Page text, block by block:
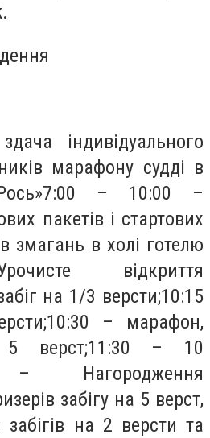
індивідуального
марафону судді в
– 10:00 –
пакетів і стартових
змагань в холі готелю
відкриття
на 1/3 версти;10:15
– марафон,
5 верст;11:30 – 10
– Нагородження
забігу на 5 верст,
на 2 версти та